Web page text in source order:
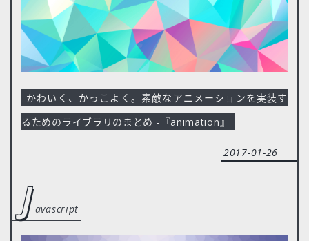
かわいく、かっこよく。素敵なアニメーションを実装す
るためのライブラリのまとめ -『animation』
2017-01-26
j avascript